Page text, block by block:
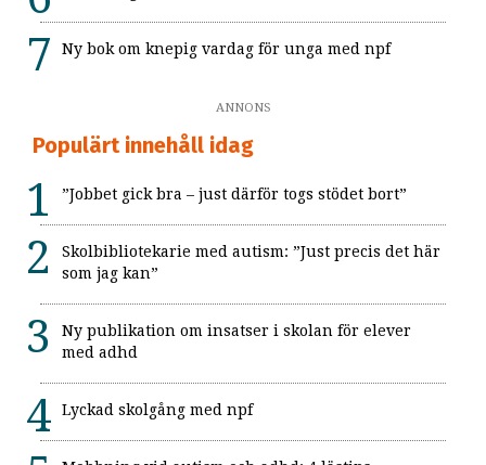
Ny bok om knepig vardag för unga med npf
ANNONS
Populärt innehåll idag
”Jobbet gick bra – just därför togs stödet bort”
Skolbibliotekarie med autism: ”Just precis det här
som jag kan”
Ny publikation om insatser i skolan för elever
med adhd
Lyckad skolgång med npf